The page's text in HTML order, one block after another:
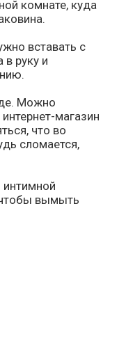
комнате, куда
вставать с
в руку и
Можно
магазин
что во
сломается,
интимной
вымыть